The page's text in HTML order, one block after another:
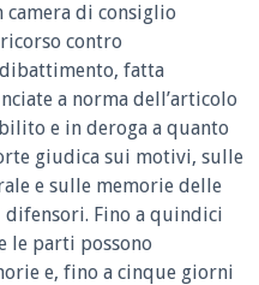
camera di consiglio
contro
fatta
a norma dell’articolo
e in deroga a quanto
giudica sui motivi, sulle
e sulle memorie delle
Fino a quindici
le parti possono
e, fino a cinque giorni